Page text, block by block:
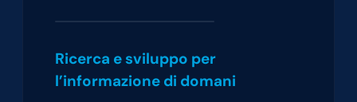
Ricerca e sviluppo per
l’informazione di domani